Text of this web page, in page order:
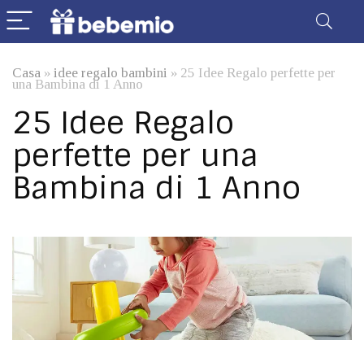
Casa » idee regalo bambini » 25 Idee Regalo perfette per
una Bambina di 1 Anno
25 Idee Regalo
perfette per una
Bambina di 1 Anno